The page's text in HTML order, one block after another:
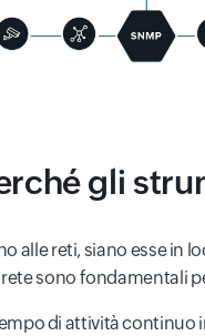
gli
alle reti, siano esse in
sono fondamentali
di attività continuo